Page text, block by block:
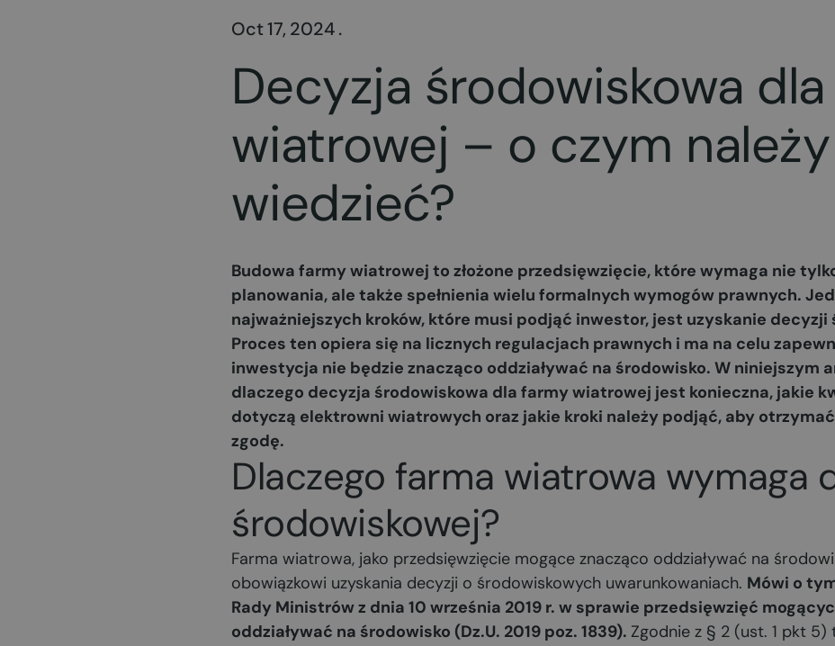
Oct 17, 2024 .
Decyzja środowiskowa
wiatrowej – o czym należy
wiedzieć?
Budowa farmy wiatrowej to złożone przedsięwzięcie, które wymaga nie
planowania, ale także spełnienia wielu formalnych wymogów prawnych.
najważniejszych kroków, które musi podjąć inwestor, jest uzyskanie decyzji
Proces ten opiera się na licznych regulacjach prawnych i ma na celu
inwestycja nie będzie znacząco oddziaływać na środowisko. W niniejszym
dlaczego decyzja środowiskowa dla farmy wiatrowej jest konieczna, jakie
dotyczą elektrowni wiatrowych oraz jakie kroki należy podjąć, aby
zgodę.
Dlaczego farma wiatrowa wymaga
środowiskowej?
Farma wiatrowa, jako przedsięwzięcie mogące znacząco oddziaływać na
obowiązkowi uzyskania decyzji o środowiskowych uwarunkowaniach. Mówi o
Rady Ministrów z dnia 10 września 2019 r. w sprawie przedsięwzięć
oddziaływać na środowisko (Dz.U. 2019 poz. 1839). Zgodnie z § 2 (ust. 1 pkt 5)